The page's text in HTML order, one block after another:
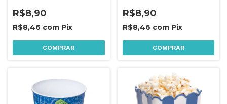
Peça Sortida
R$8,90
R$8,46 com Pix
COMPRAR
R$8,90
R$8,46 com Pix
COMPRAR